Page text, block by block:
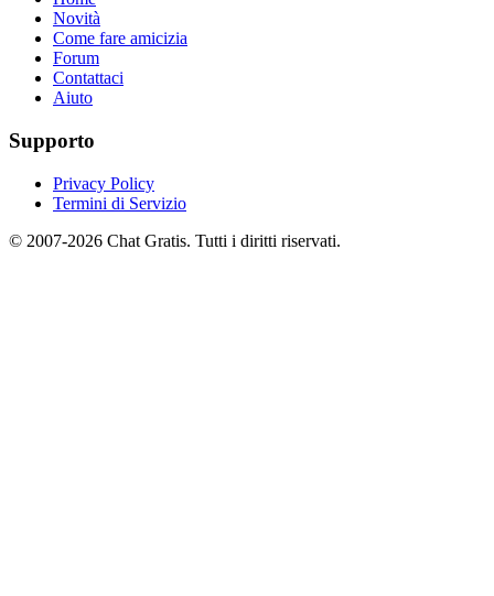
Novità
Come fare amicizia
Forum
Contattaci
Aiuto
Supporto
Privacy Policy
Termini di Servizio
© 2007-2026 Chat Gratis. Tutti i diritti riservati.